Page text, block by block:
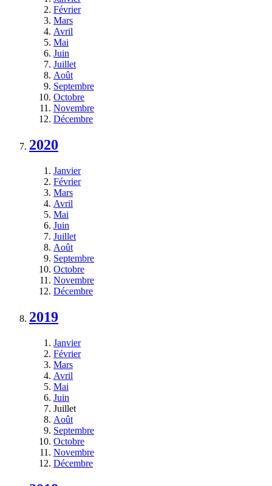
Février
Mars
Avril
Mai
Juin
Juillet
Août
Septembre
Octobre
Novembre
Décembre
2020
Janvier
Février
Mars
Avril
Mai
Juin
Juillet
Août
Septembre
Octobre
Novembre
Décembre
2019
Janvier
Février
Mars
Avril
Mai
Juin
Juillet
Août
Septembre
Octobre
Novembre
Décembre